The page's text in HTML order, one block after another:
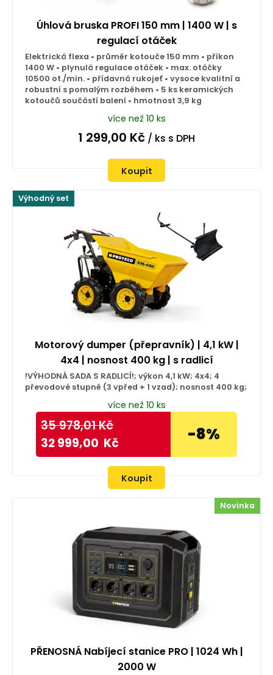
Úhlová bruska PROFI 150 mm | 1400 W | s
regulací otáček
Elektrická flexa • průměr kotouče 150 mm • příkon
1400 W • plynulá regulace otáček • max. otáčky
10500 ot./min. • přídavná rukojeť • vysoce kvalitní a
robustní s pomalým rozběhem • 5 ks keramických
kotoučů součástí balení • hmotnost 3,9 kg
více než 10 ks
1 299,00 Kč / ks s DPH
Koupit
Výhodný set
Motorový dumper (přepravník) | 4,1 kW |
4x4 | nosnost 400 kg | s radlicí
!VÝHODNÁ SADA S RADLICÍ!; výkon 4,1 kW; 4x4; 4
převodové stupně (3 vpřed + 1 vzad); nosnost 400 kg;
více než 10 ks
35 978,01Kč
32 999,00 Kč -8%
Koupit
Novinka
PŘENOSNÁ Nabíjecí stanice PRO | 1024 Wh |
2000 W